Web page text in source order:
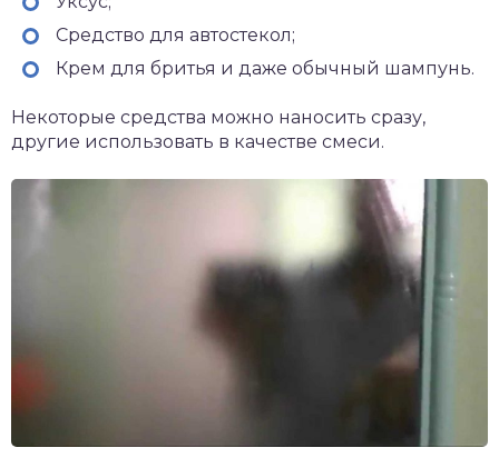
Средство для автостекол;
Крем для бритья и даже обычный шампунь.
Некоторые средства можно наносить сразу,
другие использовать в качестве смеси.